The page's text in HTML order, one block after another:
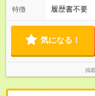
特徴 履歴書不要
気になる！
掲